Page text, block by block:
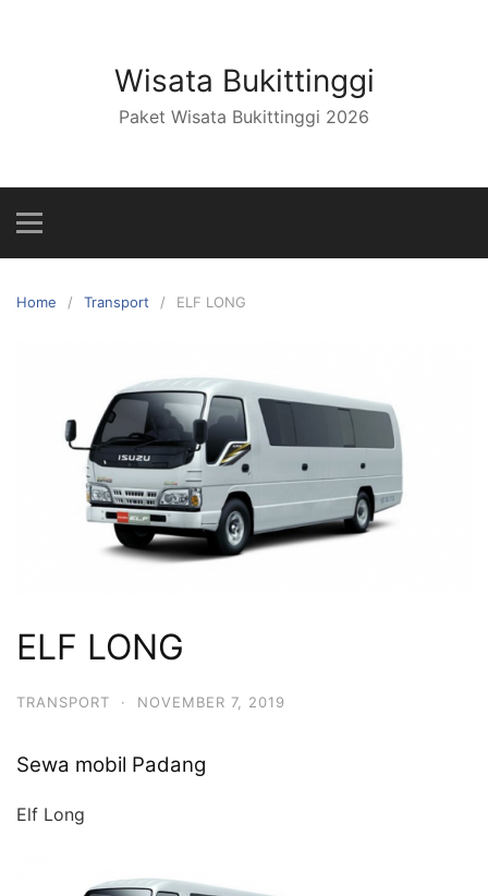
Wisata Bukittinggi
Paket Wisata Bukittinggi 2026
Home Transport ELF LONG
ELF LONG
TRANSPORT · NOVEMBER 7, 2019
Sewa mobil Padang
Elf Long